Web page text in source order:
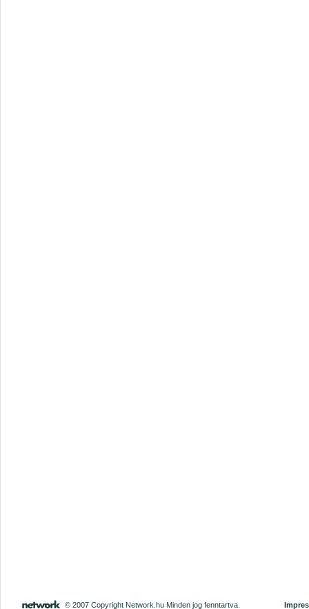
© 2007 Copyright Network.hu Minden jog fenntartva.